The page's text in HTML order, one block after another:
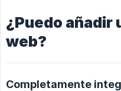
¿Puedo añadir
web?
Completamente